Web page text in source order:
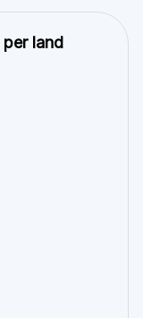
per land